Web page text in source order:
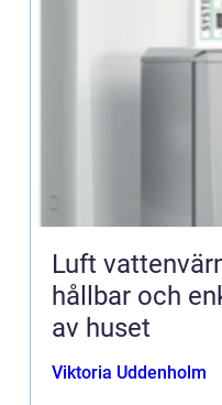
Luft
hållbar och
av huset
Viktoria Uddenholm